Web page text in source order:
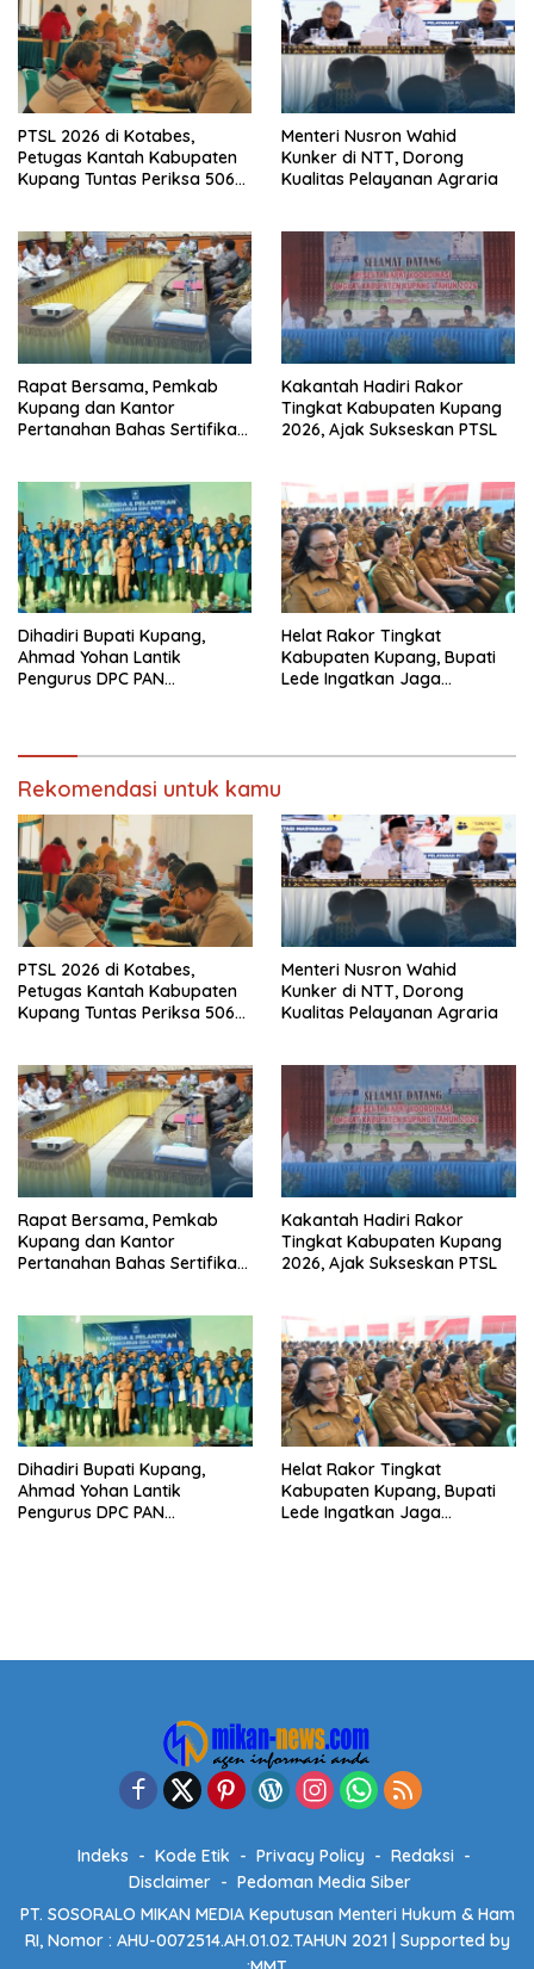
PTSL 2026 di Kotabes,
Petugas Kantah Kabupaten
Kupang Tuntas Periksa 506
Menteri Nusron Wahid
Kunker di NTT, Dorong
Kualitas Pelayanan Agraria
Rapat Bersama, Pemkab
Kupang dan Kantor
Pertanahan Bahas Sertifikasi
Kakantah Hadiri Rakor
Tingkat Kabupaten Kupang
2026, Ajak Sukseskan PTSL
Dihadiri Bupati Kupang,
Ahmad Yohan Lantik
Pengurus DPC PAN
Helat Rakor Tingkat
Kabupaten Kupang, Bupati
Lede Ingatkan Jaga
Rekomendasi untuk kamu
PTSL 2026 di Kotabes,
Petugas Kantah Kabupaten
Kupang Tuntas Periksa 506
Menteri Nusron Wahid
Kunker di NTT, Dorong
Kualitas Pelayanan Agraria
Rapat Bersama, Pemkab
Kupang dan Kantor
Pertanahan Bahas Sertifikasi
Kakantah Hadiri Rakor
Tingkat Kabupaten Kupang
2026, Ajak Sukseskan PTSL
Dihadiri Bupati Kupang,
Ahmad Yohan Lantik
Pengurus DPC PAN
Helat Rakor Tingkat
Kabupaten Kupang, Bupati
Lede Ingatkan Jaga
Indeks Kode Etik Privacy Policy
Redaksi
Disclaimer
Pedoman Media Siber
PT. SOSORALO MIKAN MEDIA Keputusan Menteri Hukum & Ham
RI, Nomor : AHU-0072514.AH.01.02.TAHUN 2021 | Supported by